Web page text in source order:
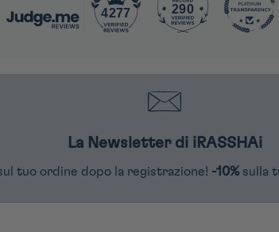
4277 290
La Newsletter di iRASSHAi
tuo ordine dopo la registrazione! -10% sulla